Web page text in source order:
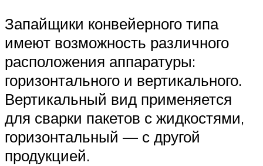
Запайщики конвейерного типа
имеют возможность различного
расположения аппаратуры:
горизонтального и вертикального.
Вертикальный вид применяется
для сварки пакетов с жидкостями,
горизонтальный — с другой
продукцией.